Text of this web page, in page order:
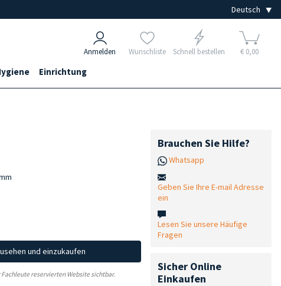
Anmelden Wunschliste Schnell bestellen € 0,00
Einrichtung
und einzukaufen
reservierten Website sichtbar.
Brauchen Sie Hilfe?
Whatsapp
Geben Sie Ihre E-mail Adresse
ein
Lesen Sie unsere Häufige
Fragen
Sicher Online
Einkaufen